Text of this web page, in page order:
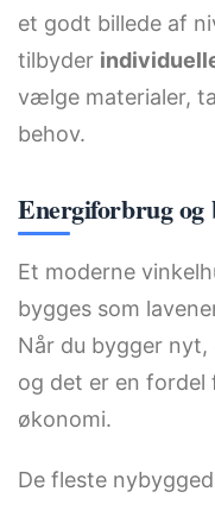
et godt billede af
tilbyder
vælge materialer,
behov.
Energiforbrug og
Et moderne
bygges som
Når du bygger nyt,
og det er en fordel
økonomi.
De fleste